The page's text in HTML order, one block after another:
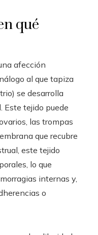
qué
afección
al que tapiza
se desarrolla
Este tejido puede
las trompas
que recubre
este tejido
lo que
internas y,
o